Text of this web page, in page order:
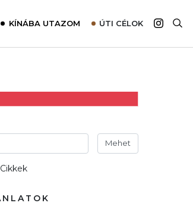
kártya a világutazóknak
KÍNÁBA UTAZOM ÚTI CÉLOK
Afrika
Mehet
Cikkek